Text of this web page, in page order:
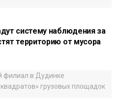
систему наблюдения за
территорию от мусора